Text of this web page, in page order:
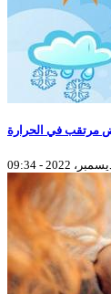
مرتقب في الحرارة